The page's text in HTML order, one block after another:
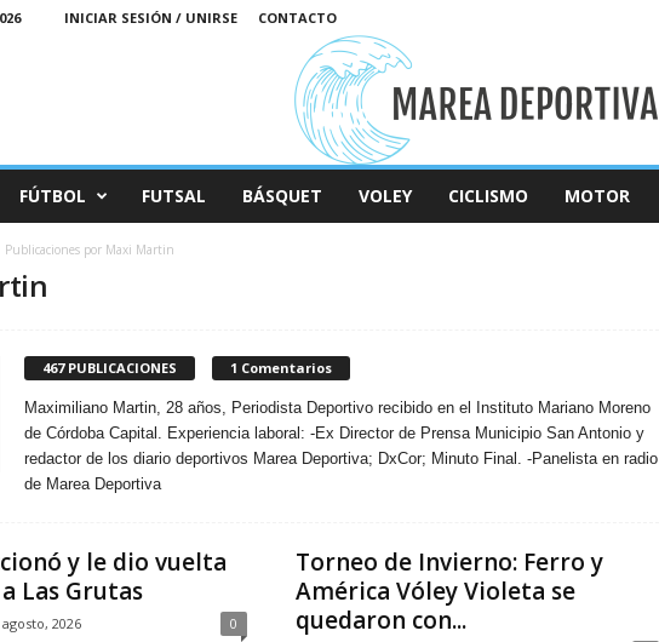
INICIAR SESIÓN / UNIRSE CONTACTO
FÚTBOL FUTSAL BÁSQUET VOLEY CICLISMO MOTOR
Publicaciones por Maxi Martin
467 PUBLICACIONES 1 Comentarios
Maximiliano Martin, 28 años, Periodista Deportivo recibido en el Instituto Mariano Moreno
de Córdoba Capital. Experiencia laboral: -Ex Director de Prensa Municipio San Antonio y
redactor de los diario deportivos Marea Deportiva; DxCor; Minuto Final. -Panelista en radio
de Marea Deportiva
y le dio vuelta
Las Grutas
agosto, 2026 0
Torneo de Invierno: Ferro y
América Vóley Violeta se
quedaron con...